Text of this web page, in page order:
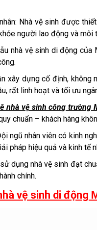
Nhà vệ sinh được
người lao động và môi
nhà vệ sinh di động
xây dựng cố định, không
rất linh hoạt và tối ưu
nhà vệ sinh công trường
chuẩn – khách hàng
ngũ nhân viên có kinh
pháp hiệu quả và kinh tế
dụng nhà vệ sinh đạt
chính.
vệ sinh di động